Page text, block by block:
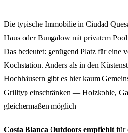
Die typische Immobilie in Ciudad
Haus oder Bungalow mit privatem
Das bedeutet: genügend Platz für eine
Kochstation. Anders als in den
Hochhäusern gibt es hier kaum
Grilltyp einschränken — Holzkohle,
gleichermaßen möglich.
Costa Blanca Outdoors empfiehlt für